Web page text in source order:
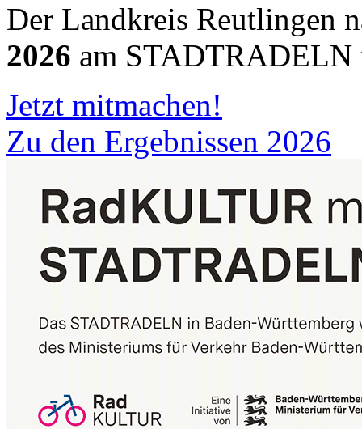
Der Landkreis Reutlingen
2026 am STADTRADELN
Jetzt mitmachen!
Zu den Ergebnissen 2026